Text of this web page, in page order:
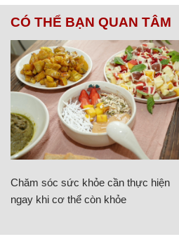
CÓ THỂ BẠN QUAN TÂM
Chăm sóc sức khỏe cần thực hiện
ngay khi cơ thể còn khỏe